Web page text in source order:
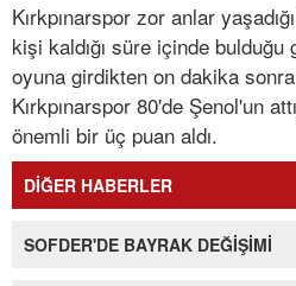
Kırkpınarspor zor anlar
kişi kaldığı süre içinde bulduğu
oyuna girdikten on dakika sonra
Kırkpınarspor 80'de Şenol'un
önemli bir üç puan aldı.
DİĞER HABERLER
SOFDER'DE BAYRAK DEĞİŞİMİ